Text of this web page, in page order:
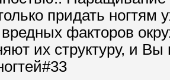
придать
вредных факторов
их структуру, и